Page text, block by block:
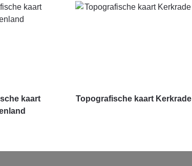
kaart
Topografische kaart Kerkrade